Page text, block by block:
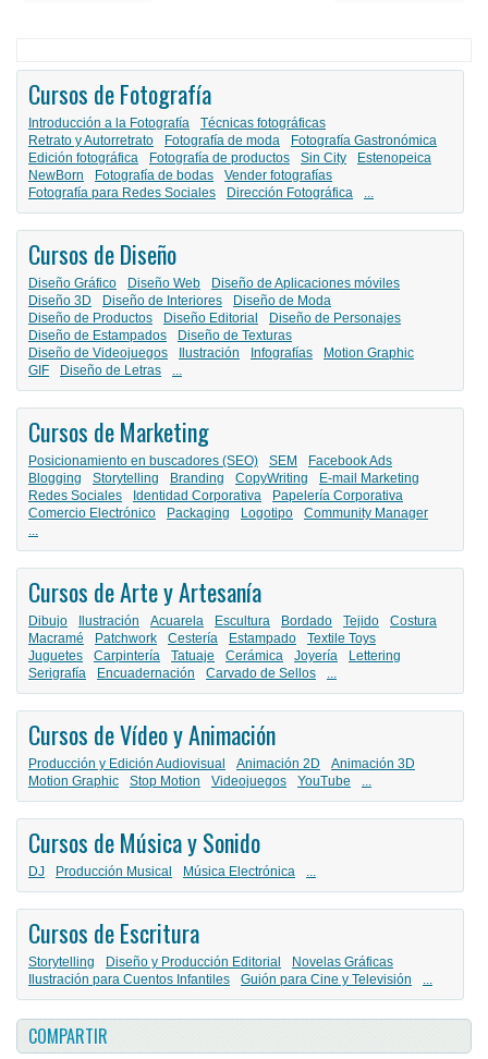
Cursos de Fotografía
Introducción a la Fotografía
Técnicas fotográficas
Retrato y Autorretrato
Fotografía de moda
Fotografía Gastronómica
Edición fotográfica
Fotografía de productos Sin City
Estenopeica
NewBorn
Fotografía de bodas
Vender fotografías
Fotografía para Redes Sociales
Dirección Fotográfica ...
Cursos de Diseño
Diseño Gráfico Diseño Web
Diseño de Aplicaciones móviles
Diseño 3D
Diseño de Interiores
Diseño de Moda
Diseño de Productos
Diseño Editorial
Diseño de Personajes
Diseño de Estampados
Diseño de Texturas
Diseño de Videojuegos
Ilustración Infografías
Motion Graphic
GIF
Diseño de Letras ...
Cursos de Marketing
Posicionamiento en buscadores (SEO) SEM
Facebook Ads
Blogging
Storytelling Branding CopyWriting
E-mail Marketing
Redes Sociales
Identidad Corporativa
Papelería Corporativa
Comercio Electrónico
Packaging Logotipo
Community Manager
...
Cursos de Arte y Artesanía
Dibujo Ilustración Acuarela Escultura Bordado Tejido
Costura
Macramé
Patchwork Cestería Estampado
Textile Toys
Juguetes
Carpintería Tatuaje Cerámica Joyería
Lettering
Serigrafía
Encuadernación Carvado de Sellos ...
Cursos de Vídeo y Animación
Producción y Edición Audiovisual Animación 2D
Animación 3D
Motion Graphic
Stop Motion Videojuegos YouTube ...
Cursos de Música y Sonido
DJ Producción Musical Música Electrónica ...
Cursos de Escritura
Storytelling Diseño y Producción Editorial
Novelas Gráficas
Ilustración para Cuentos Infantiles
Guión para Cine y Televisión ...
COMPARTIR